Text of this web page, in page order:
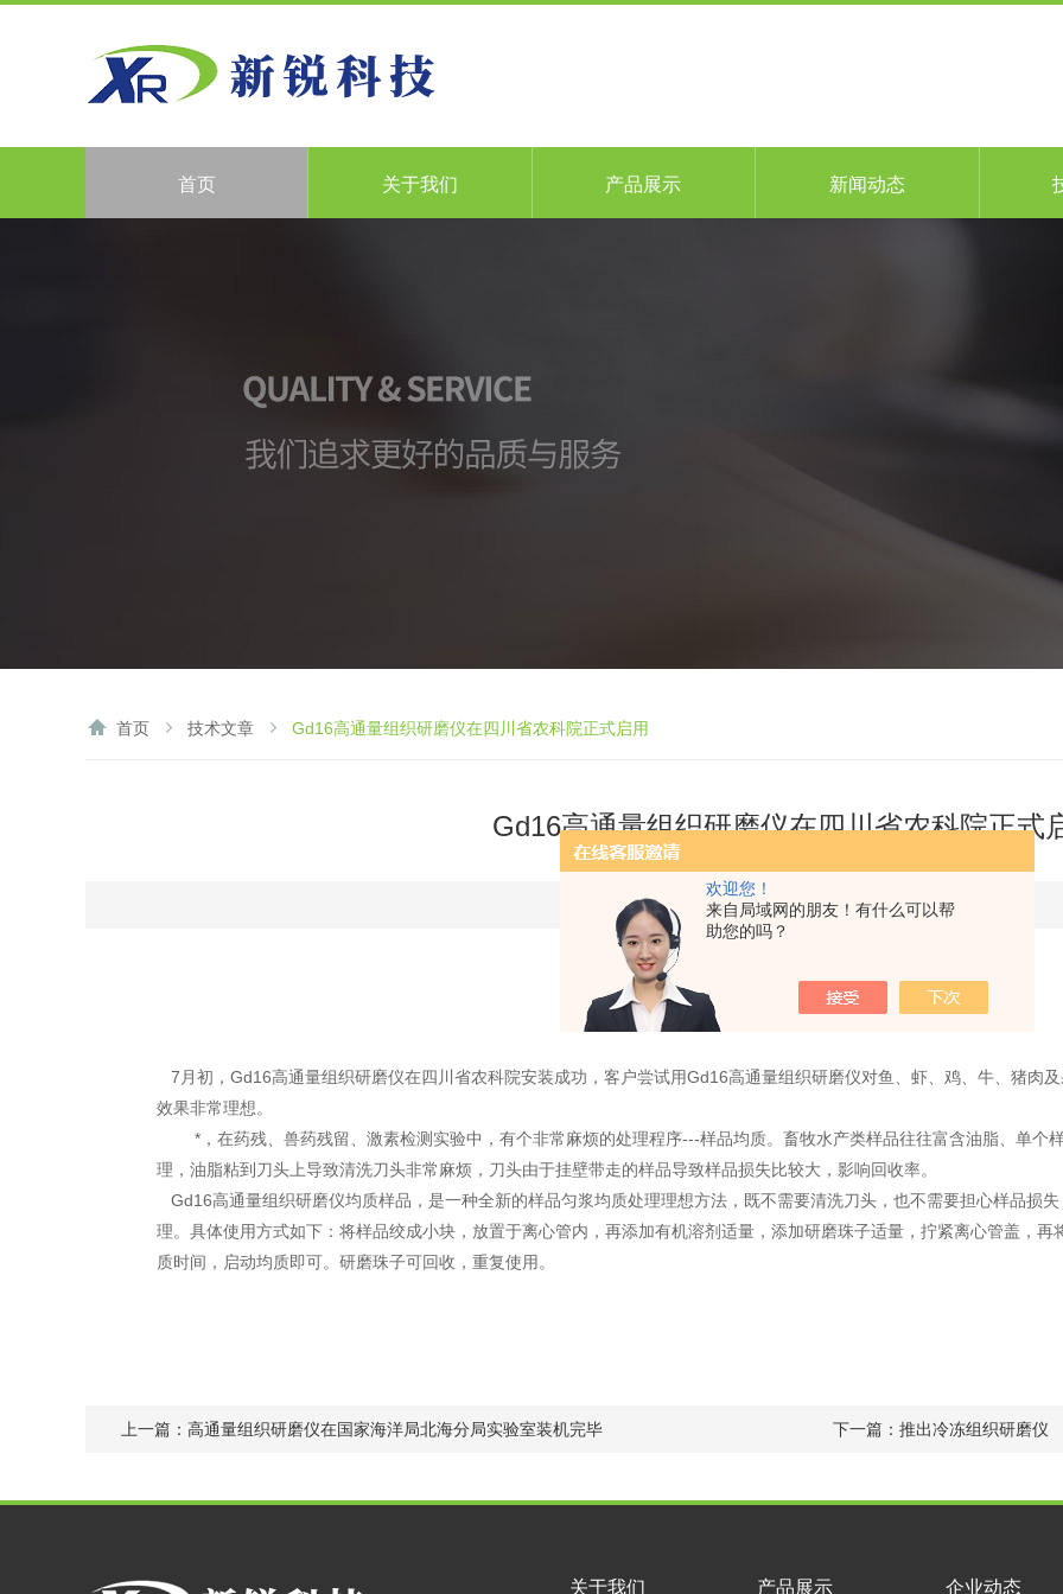
欢迎您！
来自局域网的朋友！有什么可以帮
助您的吗？
首页 关于我们 产品展示 新闻动态
首页 技术文章 Gd16高通量组织研磨仪在四川省农科院正式启用
Gd16高通量组织研磨仪在四川省农科院正式
更新时间：2018-09-04 浏览：4765次
Gd16高通量组织研磨仪在四川省农科院正式启用
7 月初， Gd16高通量组织研磨仪在四川省农科院安装成功，客户尝试用Gd16高通量组织研磨仪对鱼、虾、鸡、牛、猪肉
效果非常理想。
*，在药残、兽药残留、激素检测实验中，有个非常麻烦的处理程序---样品均质。畜牧水产类样品往往富含油脂、单个
理，油脂粘到刀头上导致清洗刀头非常麻烦，刀头由于挂壁带走的样品导致样品损失比较大，影响回收率。
Gd16高通量组织研磨仪均质样品，是一种全新的样品匀浆均质处理理想方法，既不需要清洗刀头，也不需要担心样品损
理。具体使用方式如下：将样品绞成小块，放置于离心管内，再添加有机溶剂适量，添加研磨珠子适量，拧紧离心管盖，再
质时间，启动均质即可。研磨珠子可回收，重复使用。
上一篇： 高通量组织研磨仪在国家海洋局北海分局实验室装机完毕 下一篇： 推出冷冻组织研磨仪
关于我们 产品展示 企业动态